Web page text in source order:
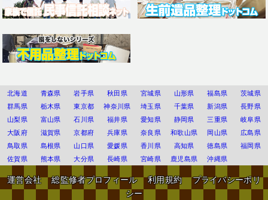
北海道 青森県 岩手県 秋田県 宮城県 山形県 福島県
茨城県
群馬県
栃木県 東京都 神奈川県 埼玉県 千葉県 新潟県
長野県
山梨県
富山県 石川県 福井県 愛知県 静岡県 三重県
岐阜県
大阪府
滋賀県 京都府 兵庫県 奈良県 和歌山県 岡山県
広島県
鳥取県
島根県 山口県 愛媛県 香川県 高知県 徳島県
福岡県
佐賀県
熊本県 大分県 長崎県 宮崎県 鹿児島県 沖縄県
運営会社 総監修者プロフィール 利用規約
プライバシーポリ
シー